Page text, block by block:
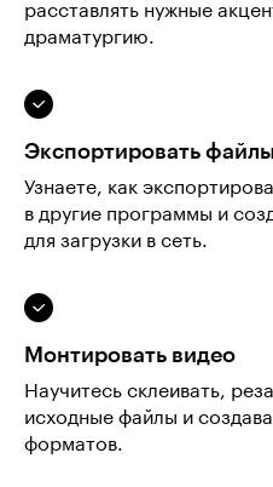
расставлять нужные
драматургию.
Экспортировать файлы
Узнаете, как
в другие программы и
для загрузки в сеть.
Монтировать видео
Научитесь склеивать,
исходные файлы и
форматов.